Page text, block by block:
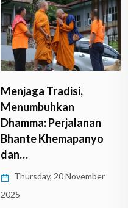
Menjaga Tradisi,
Menumbuhkan
Dhamma: Perjalanan
Bhante Khemapanyo
dan…
Thursday, 20 November
2025